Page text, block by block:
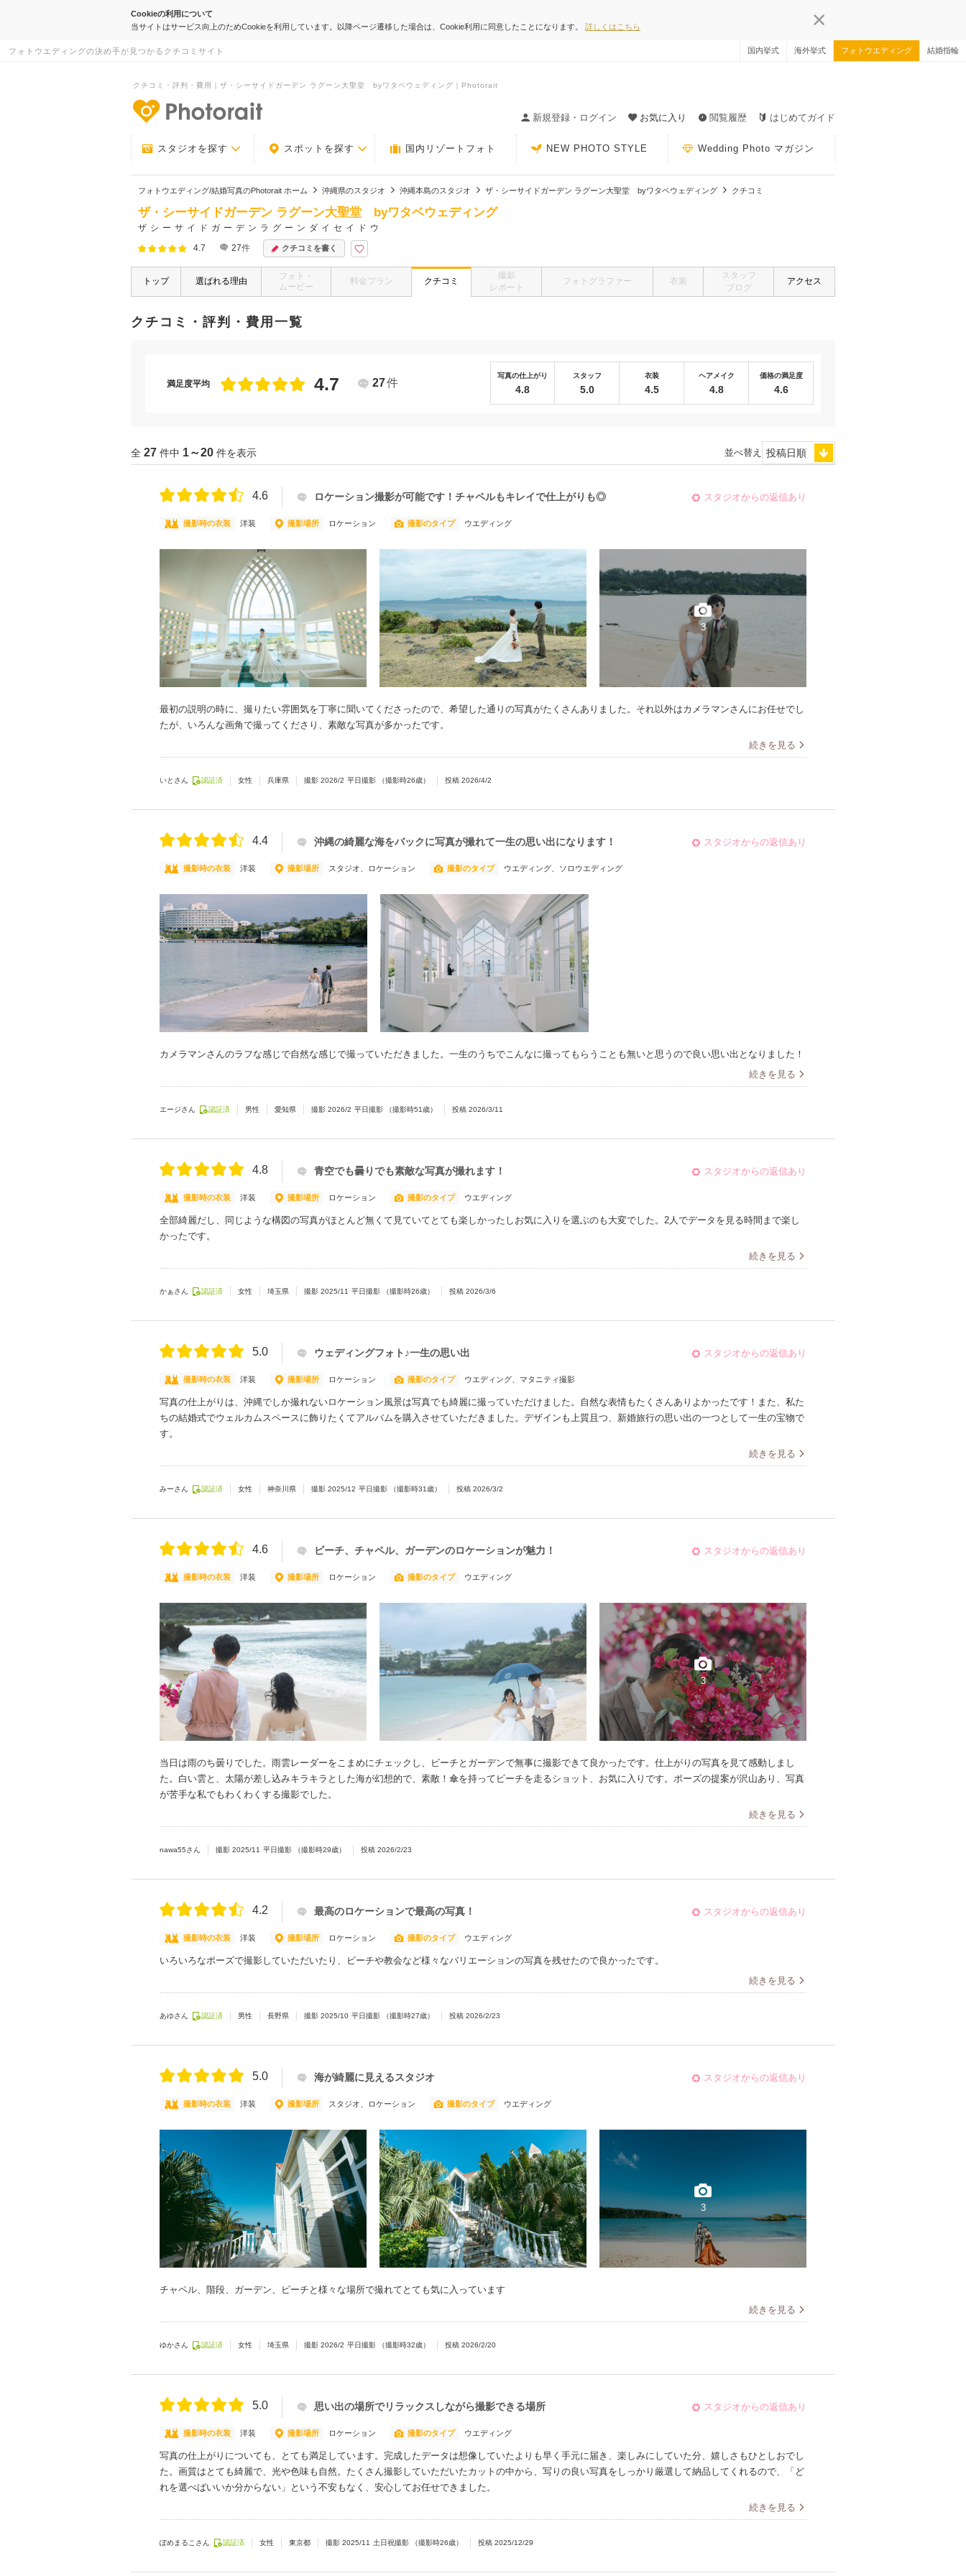
Cookieの利用について
当サイトはサービス向上のためCookieを利用しています。以降ページ遷移した場合は、Cookie利用に同意したことになります。 詳しくはこちら
フォトウエディングの決め手が見つかるクチコミサイト 国内挙式 海外挙式 フォトウエディング 結婚指輪
クチコミ・評判・費用｜ザ・シーサイドガーデン ラグーン大聖堂 byワタベウェディング｜Photorait
新規登録・ログイン
お気に入り 閲覧履歴 はじめてガイド
スタジオを探す スポットを探す 国内リゾートフォト NEW PHOTO STYLE Wedding Photo マガジン
フォトウエディング/結婚写真のPhotorait ホーム 沖縄県のスタジオ 沖縄本島のスタジオ ザ・シーサイドガーデン ラグーン大聖堂 byワタベウェディング クチコミ
ザ・シーサイドガーデン ラグーン大聖堂 byワタベウェディング
ザシーサイドガーデンラグーンダイセイドウ
4.7
27件 クチコミを書く
トップ 選ばれる理由
フォト・
ムービー
料金プラン クチコミ
撮影
レポート
フォトグラファー 衣装
スタッフ
ブログ
アクセス
クチコミ・評判・費用一覧
満足度平均 4.7 27件
写真の仕上がり
4.8
スタッフ
5.0
衣装
4.5
ヘアメイク
4.8
価格の満足度
4.6
全 27 件中 1～20 件を表示 並べ替え
4.6 ロケーション撮影が可能です！チャペルもキレイで仕上がりも◎ スタジオからの返信あり
撮影時の衣装 洋装 撮影場所 ロケーション 撮影のタイプ ウエディング
3
最初の説明の時に、撮りたい雰囲気を丁寧に聞いてくださったので、希望した通りの写真がたくさんありました。それ以外はカメラマンさんにお任せでし
たが、いろんな画角で撮ってくださり、素敵な写真が多かったです。
続きを見る
いとさん 認証済 女性 兵庫県 撮影 2026/2 平日撮影 （撮影時26歳） 投稿 2026/4/2
4.4 沖縄の綺麗な海をバックに写真が撮れて一生の思い出になります！ スタジオからの返信あり
撮影時の衣装 洋装 撮影場所 スタジオ、ロケーション 撮影のタイプ ウエディング、ソロウエディング
カメラマンさんのラフな感じで自然な感じで撮っていただきました。一生のうちでこんなに撮ってもらうことも無いと思うので良い思い出となりました！
続きを見る
エージさん 認証済 男性 愛知県 撮影 2026/2 平日撮影 （撮影時51 歳） 投稿 2026/3/11
4.8 青空でも曇りでも素敵な写真が撮れます！ スタジオからの返信あり
撮影時の衣装 洋装 撮影場所 ロケーション 撮影のタイプ ウエディング
全部綺麗だし、同じような構図の写真がほとんど無くて見ていてとても楽しかったしお気に入りを選ぶのも大変でした。2人でデータを見る時間まで楽し
かったです。
続きを見る
かぁさん 認証済 女性 埼玉県 撮影 2025/11 平日撮影 （撮影時26歳） 投稿 2026/3/6
5.0 ウェディングフォト♪一生の思い出 スタジオからの返信あり
撮影時の衣装 洋装 撮影場所 ロケーション 撮影のタイプ ウエディング、マタニティ撮影
写真の仕上がりは、沖縄でしか撮れないロケーション風景は写真でも綺麗に撮っていただけました。自然な表情もたくさんありよかったです！また、私た
ちの結婚式でウェルカムスペースに飾りたくてアルバムを購入させていただきました。デザインも上質且つ、新婚旅行の思い出の一つとして一生の宝物で
す。
続きを見る
みーさん 認証済 女性 神奈川県 撮影 2025/12 平日撮影 （撮影時31 歳） 投稿 2026/3/2
4.6 ビーチ、チャペル、ガーデンのロケーションが魅力！ スタジオからの返信あり
撮影時の衣装 洋装 撮影場所 ロケーション 撮影のタイプ ウエディング
3
当日は雨のち曇りでした。雨雲レーダーをこまめにチェックし、ビーチとガーデンで無事に撮影できて良かったです。仕上がりの写真を見て感動しまし
た。白い雲と、太陽が差し込みキラキラとした海が幻想的で、素敵！傘を持ってビーチを走るショット、お気に入りです。ポーズの提案が沢山あり、写真
が苦手な私でもわくわくする撮影でした。
続きを見る
nawa55さん 撮影 2025/11 平日撮影 （撮影時29歳） 投稿 2026/2/23
4.2 最高のロケーションで最高の写真！ スタジオからの返信あり
撮影時の衣装 洋装 撮影場所 ロケーション 撮影のタイプ ウエディング
いろいろなポーズで撮影していただいたり、ビーチや教会など様々なバリエーションの写真を残せたので良かったです。
続きを見る
あゆさん 認証済 男性 長野県 撮影 2025/10 平日撮影 （撮影時27歳） 投稿 2026/2/23
5.0 海が綺麗に見えるスタジオ スタジオからの返信あり
撮影時の衣装 洋装 撮影場所 スタジオ、ロケーション 撮影のタイプ ウエディング
3
チャペル、階段、ガーデン、ビーチと様々な場所で撮れてとても気に入っています
続きを見る
ゆかさん 認証済 女性 埼玉県 撮影 2026/2 平日撮影 （撮影時32歳） 投稿 2026/2/20
5.0 思い出の場所でリラックスしながら撮影できる場所 スタジオからの返信あり
撮影時の衣装 洋装 撮影場所 ロケーション 撮影のタイプ ウエディング
写真の仕上がりについても、とても満足しています。完成したデータは想像していたよりも早く手元に届き、楽しみにしていた分、嬉しさもひとしおでし
た。画質はとても綺麗で、光や色味も自然。たくさん撮影していただいたカットの中から、写りの良い写真をしっかり厳選して納品してくれるので、「ど
れを選べばいいか分からない」という不安もなく、安心してお任せできました。
続きを見る
ぽめまるこさん 認証済 女性 東京都 撮影 2025/11 土日祝撮影 （撮影時26歳） 投稿 2025/12/29